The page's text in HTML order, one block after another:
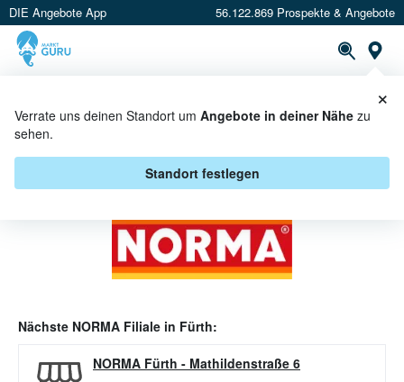
DIE Angebote App 56.122.869 Prospekte & Angebote
Verrate uns deinen Standort um Angebote in deiner Nähe zu
sehen.
Standort festlegen
×
NORMA ANGEBOTE IN FÜRTH
Nächste NORMA Filiale in Fürth:
NORMA Fürth - Mathildenstraße 6